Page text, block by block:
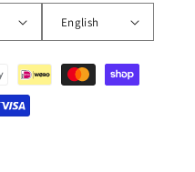
English